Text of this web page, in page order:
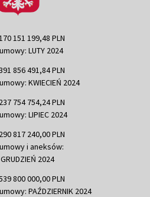
151 199,48 PLN
LUTY 2024
856 491,84 PLN
KWIECIEŃ 2024
754 754,24 PLN
LIPIEC 2024
817 240,00 PLN
i aneksów:
2024
800 000,00 PLN
PAŹDZIERNIK 2024